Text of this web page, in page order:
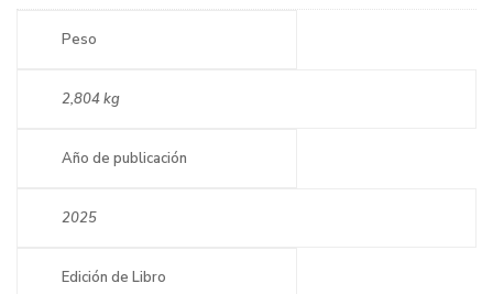
Peso
2,804 kg
Año de publicación
2025
Edición de Libro